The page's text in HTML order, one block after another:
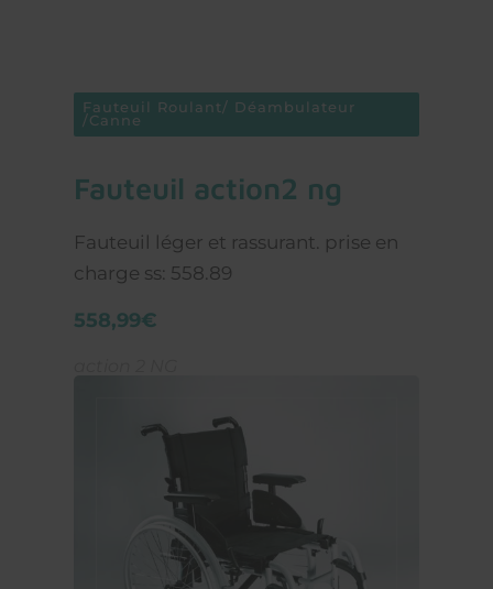
Fauteuil Roulant/ Déambulateur
/Canne
fauteuil action2 ng
Fauteuil léger et rassurant. prise en
charge ss: 558.89
558,99€